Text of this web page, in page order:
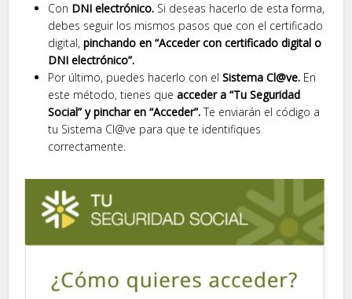
Con DNI electrónico. Si deseas hacerlo de esta forma,
debes seguir los mismos pasos que con el certificado
digital,pinchando en “Acceder con certificado digital o
DNI electrónico”.
Por último, puedes hacerlo con elSistema Cl@ve. En
este método, tienes queacceder a “Tu Seguridad
Social” y pinchar en “Acceder”.Te enviarán el código a
tu Sistema Cl@ve para que te identifiques
correctamente.